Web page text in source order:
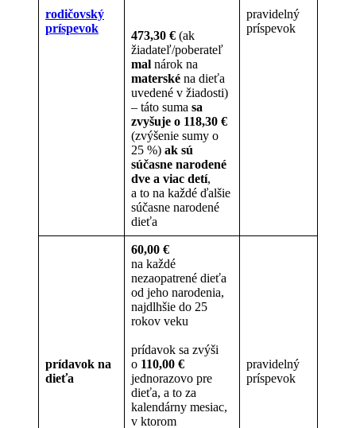
rodičovský
príspevok
473,30 € (ak
žiadateľ/poberateľ
mal nárok na
materské na dieťa
uvedené v žiadosti)
– táto suma sa
zvyšuje o 118,30 €
(zvýšenie sumy o
25 %) ak sú
súčasne narodené
dve a viac detí,
a to na každé ďalšie
súčasne narodené
dieťa
pravidelný
príspevok
prídavok na
dieťa
60,00 €
na každé
nezaopatrené dieťa
od jeho narodenia,
najdlhšie do 25
rokov veku
prídavok sa zvýši
o 110,00 €
jednorazovo pre
dieťa, a to za
kalendárny mesiac,
v ktorom
pravidelný
príspevok